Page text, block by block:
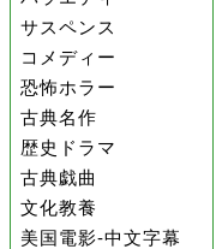
サスペンス
コメディー
恐怖ホラー
古典名作
歴史ドラマ
古典戯曲
文化教養
美国電影-中文字幕